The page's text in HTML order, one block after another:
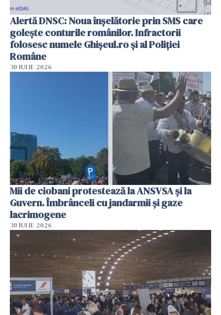
Alertă DNSC: Noua înșelătorie prin SMS care
golește conturile românilor. Infractorii
folosesc numele Ghișeul.ro și al Poliției
Române
30 IULIE 2026
Mii de ciobani protestează la ANSVSA și la
Guvern. Îmbrânceli cu jandarmii și gaze
lacrimogene
30 IULIE 2026